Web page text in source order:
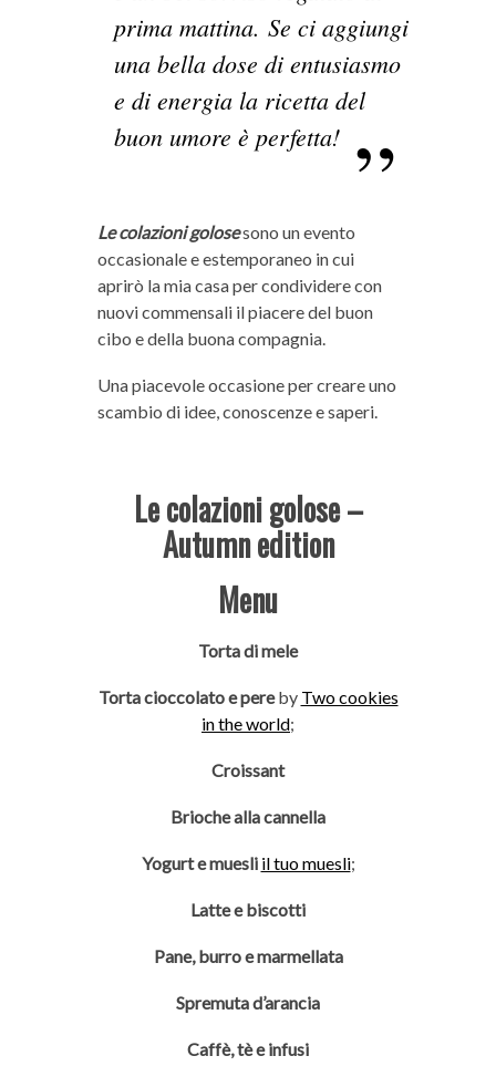
prima mattina. Se ci aggiungi
una bella dose di entusiasmo
e di energia la ricetta del
buon umore è perfetta!
Le colazioni golosesono un evento
occasionale e estemporaneo in cui
aprirò la mia casa per condividere con
nuovi commensali il piacere del buon
cibo e della buona compagnia.
Una piacevole occasione per creare uno
scambio di idee, conoscenze e saperi.
Le colazioni golose –
Autumn edition
Menu
Torta di mele
Torta cioccolato e pereby Two cookies
in the world;
Croissant
Brioche alla cannella
Yogurt e muesli il tuo muesli;
Latte e biscotti
Pane, burro e marmellata
Spremuta d’arancia
Caffè, tè e infusi